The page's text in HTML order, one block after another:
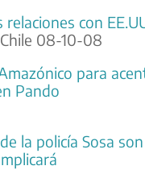
con
08-10-08
para
Pando
la policía Sosa son